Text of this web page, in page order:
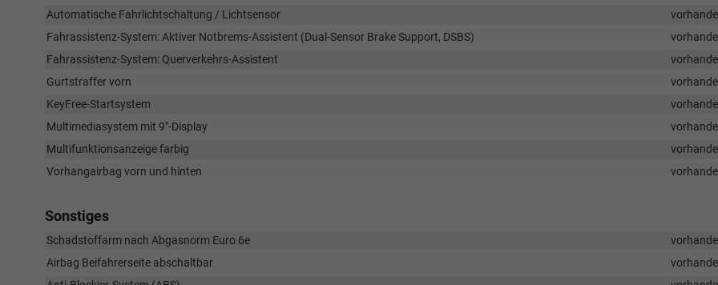
Automatische Fahrlichtschaltung / Lichtsensor
Fahrassistenz-System: Aktiver Notbrems-Assistent (Dual-Sensor Brake Support, DSBS)
Fahrassistenz-System: Querverkehrs-Assistent
Gurtstraffer vorn
KeyFree-Startsystem
Multimediasystem mit 9"-Display
Multifunktionsanzeige farbig
Vorhangairbag vorn und hinten
Sonstiges
Schadstoffarm nach Abgasnorm Euro 6e
Airbag Beifahrerseite abschaltbar